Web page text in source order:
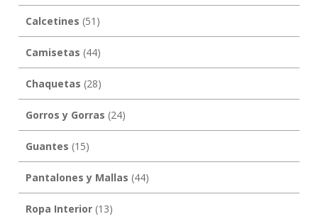
Calcetines (51)
Camisetas (44)
Chaquetas (28)
Gorros y Gorras (24)
Guantes (15)
Pantalones y Mallas (44)
Ropa Interior(13)